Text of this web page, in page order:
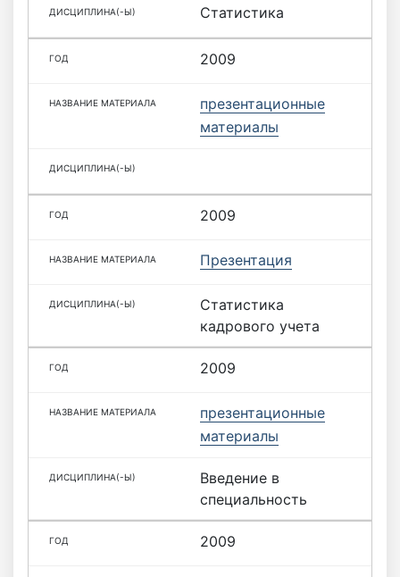
Статистика
2009
презентационные
материалы
2009
Презентация
Статистика
кадрового учета
2009
презентационные
материалы
Введение в
специальность
2009